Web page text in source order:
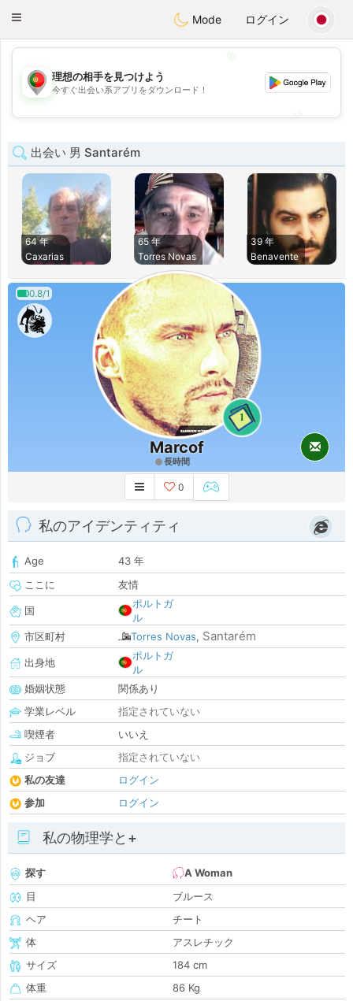
namoroPortugues
Toggle
Mode ログイン
💖
💕
理想の相手を見つけよう
今すぐ出会い系アプリをダウンロード！
出会い 男 Santarém
64 年
Caxarias
65 年
Torres Novas
39 年
Benavente
0.8/1
1
Marcof
長時間
0
私のアイデンティティ
Age
43 年
ここに
友情
国
ポルトガ
ル
市区町村
Torres Novas, Santarém
出身地
ポルトガ
ル
婚姻状態
関係あり
学業レベル
指定されていない
喫煙者
いいえ
ジョブ
指定されていない
私の友達
ログイン
参加
ログイン
私の物理学と+
探す
A Woman
目
ブルース
ヘア
チート
体
アスレチック
サイズ
184 cm
体重
86 Kg